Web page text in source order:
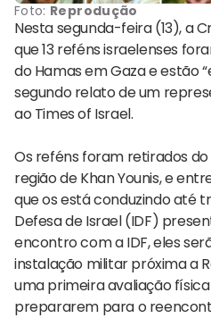
Foto: Reprodução
Nesta segunda-feira (13), a
que 13 reféns israelenses
do Hamas em Gaza e estão
segundo relato de um
ao Times of Israel.
Os reféns foram retirados do
região de Khan Younis, e
que os está conduzindo até
Defesa de Israel (IDF)
encontro com a IDF, eles
instalação militar próxima a
uma primeira avaliação
prepararem para o